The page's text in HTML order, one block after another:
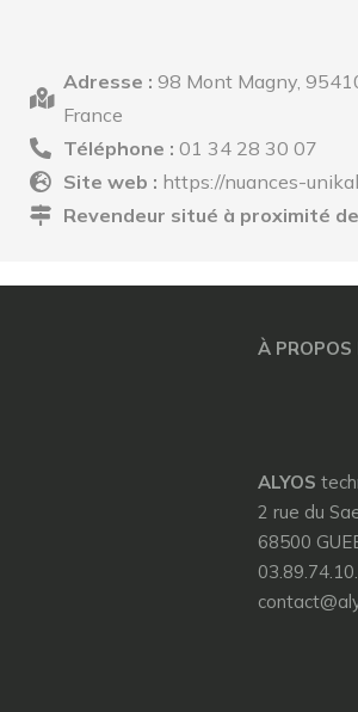
Adresse : 98 Mont Magny,
France
Téléphone : 01 34 28 30 07
Site web : https://nuances-
Revendeur situé à proximité
À PROPOS
ALYOS
2 rue du
68500